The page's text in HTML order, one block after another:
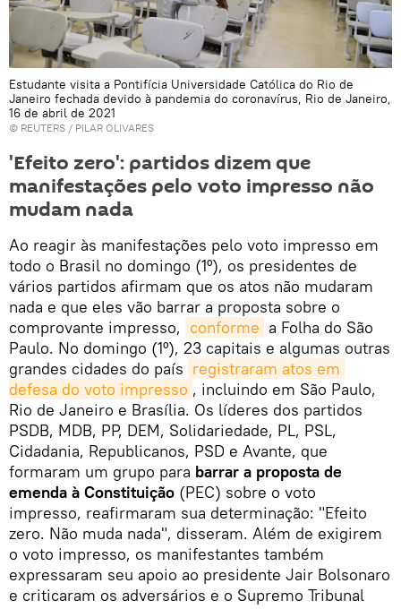
Estudante visita a Pontifícia Universidade Católica do Rio de
Janeiro fechada devido à pandemia do coronavírus, Rio de Janeiro,
16 de abril de 2021
© REUTERS / PILAR OLIVARES
'Efeito zero': partidos dizem que
manifestações pelo voto impresso não
mudam nada
Ao reagir às manifestações pelo voto impresso em
todo o Brasil no domingo (1º), os presidentes de
vários partidos afirmam que os atos não mudaram
nada e que eles vão barrar a proposta sobre o
comprovante impresso, conforme a Folha do São
Paulo. No domingo (1º), 23 capitais e algumas outras
grandes cidades do país registraram atos em
defesa do voto impresso , incluindo em São Paulo,
Rio de Janeiro e Brasília. Os líderes dos partidos
PSDB, MDB, PP, DEM, Solidariedade, PL, PSL,
Cidadania, Republicanos, PSD e Avante, que
formaram um grupo para barrar a proposta de
emenda à Constituição (PEC) sobre o voto
impresso, reafirmaram sua determinação: "Efeito
zero. Não muda nada", disseram. Além de exigirem
o voto impresso, os manifestantes também
expressaram seu apoio ao presidente Jair Bolsonaro
e criticaram os adversários e o Supremo Tribunal